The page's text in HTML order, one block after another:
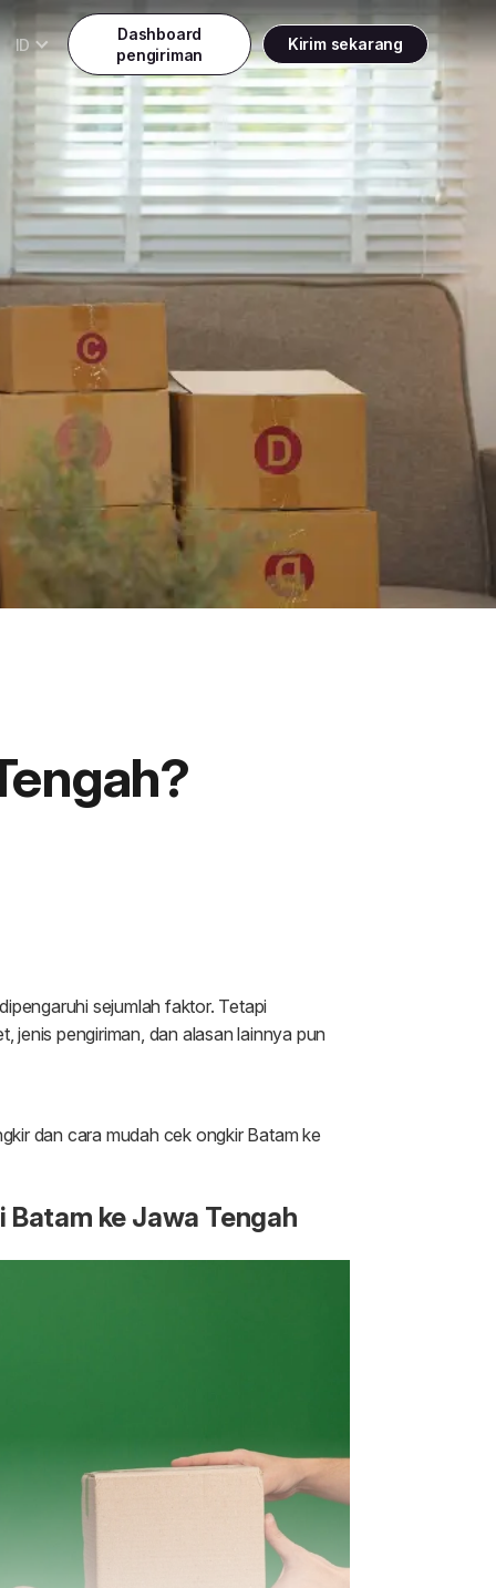
ID
Indonesia
English
Dashboard
pengiriman
Daftar
Masuk
Kirim sekarang
Gratis Pick Up kapanpun